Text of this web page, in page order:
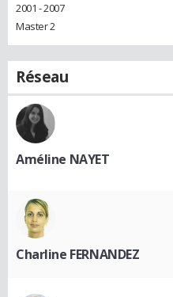
2001 - 2007
Master 2
Réseau
Améline NAYET
Charline FERNANDEZ